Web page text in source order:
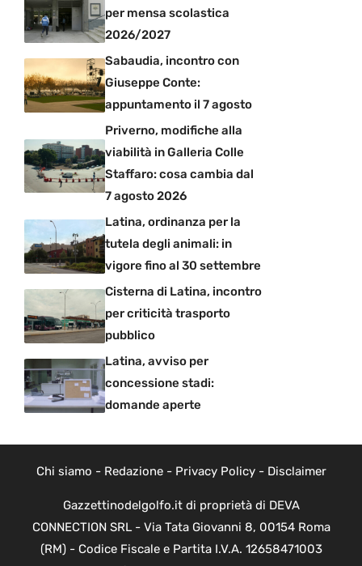
per mensa scolastica
2026/2027
Sabaudia, incontro con
Giuseppe Conte:
appuntamento il 7 agosto
Priverno, modifiche alla
viabilità in Galleria Colle
Staffaro: cosa cambia dal
7 agosto 2026
Latina, ordinanza per la
tutela degli animali: in
vigore fino al 30 settembre
Cisterna di Latina, incontro
per criticità trasporto
pubblico
Latina, avviso per
concessione stadi:
domande aperte
Chi siamo - Redazione- Privacy Policy- Disclaimer
Gazzettinodelgolfo.it di proprietà di DEVA
CONNECTION SRL - Via Tata Giovanni 8, 00154 Roma
(RM) - Codice Fiscale e Partita I.V.A. 12658471003